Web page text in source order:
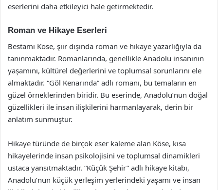
eserlerini daha etkileyici hale getirmektedir.
Roman ve Hikaye Eserleri
Bestami Köse, şiir dışında roman ve hikaye yazarlığıyla da
tanınmaktadır. Romanlarında, genellikle Anadolu insanının
yaşamını, kültürel değerlerini ve toplumsal sorunlarını ele
almaktadır. “Göl Kenarında” adlı romanı, bu temaların en
güzel örneklerinden biridir. Bu eserinde, Anadolu’nun doğal
güzellikleri ile insan ilişkilerini harmanlayarak, derin bir
anlatım sunmuştur.
Hikaye türünde de birçok eser kaleme alan Köse, kısa
hikayelerinde insan psikolojisini ve toplumsal dinamikleri
ustaca yansıtmaktadır. “Küçük Şehir” adlı hikaye kitabı,
Anadolu’nun küçük yerleşim yerlerindeki yaşamı ve insan